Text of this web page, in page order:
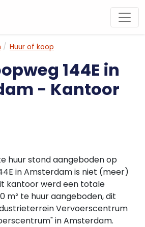
Huur of koop
144E in
- Kantoor
huur stond aangeboden op
in Amsterdam is niet (meer)
kantoor werd een totale
m² te huur aangeboden, dit
Vervoerscentrum
in Amsterdam.